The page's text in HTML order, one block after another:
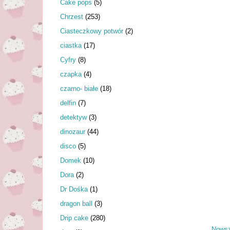
Cake pops (5)
Chrzest (253)
Ciasteczkowy potwór (2)
ciastka (17)
Cyfry (8)
czapka (4)
czarno- białe (18)
delfin (7)
detektyw (3)
dinozaur (44)
disco (5)
Domek (10)
Dora (2)
Dr Dośka (1)
dragon ball (3)
Drip cake (280)